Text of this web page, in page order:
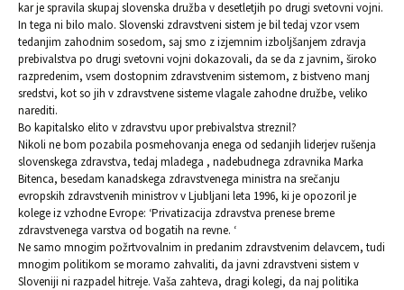
kar je spravila skupaj slovenska družba v desetletjih po drugi svetovni vojni.
In tega ni bilo malo. Slovenski zdravstveni sistem je bil tedaj vzor vsem
tedanjim zahodnim sosedom, saj smo z izjemnim izboljšanjem zdravja
prebivalstva po drugi svetovni vojni dokazovali, da se da z javnim, široko
razpredenim, vsem dostopnim zdravstvenim sistemom, z bistveno manj
sredstvi, kot so jih v zdravstvene sisteme vlagale zahodne družbe, veliko
narediti.
Bo kapitalsko elito v zdravstvu upor prebivalstva streznil?
Nikoli ne bom pozabila posmehovanja enega od sedanjih liderjev rušenja
slovenskega zdravstva, tedaj mladega , nadebudnega zdravnika Marka
Bitenca, besedam kanadskega zdravstvenega ministra na srečanju
evropskih zdravstvenih ministrov v Ljubljani leta 1996, ki je opozoril je
kolege iz vzhodne Evrope: ‘Privatizacija zdravstva prenese breme
zdravstvenega varstva od bogatih na revne. ‘
Ne samo mnogim požrtvovalnim in predanim zdravstvenim delavcem, tudi
mnogim politikom se moramo zahvaliti, da javni zdravstveni sistem v
Sloveniji ni razpadel hitreje. Vaša zahteva, dragi kolegi, da naj politika